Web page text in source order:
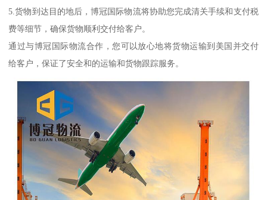
5.货物到达目的地后，博冠国际物流将协助您完成清关手续和支付税
费等细节，确保货物顺利交付给客户。
通过与博冠国际物流合作，您可以放心地将货物运输到美国并交付
给客户，保证了安全和的运输和货物跟踪服务。